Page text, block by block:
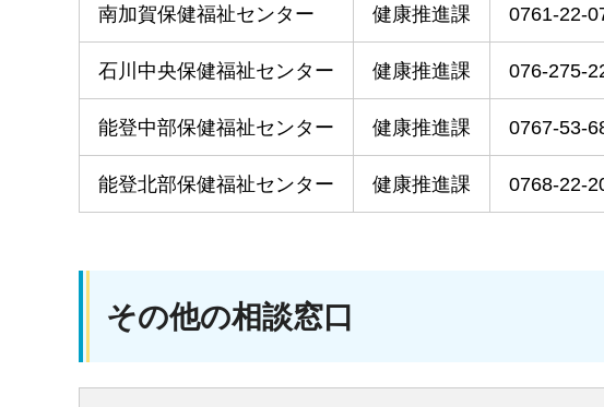
南加賀保健福祉センター 健康推進課 0761-22-
石川中央保健福祉センター 健康推進課 076-275-
能登中部保健福祉センター 健康推進課 0767-53-
能登北部保健福祉センター 健康推進課 0768-22-
その他の相談窓口